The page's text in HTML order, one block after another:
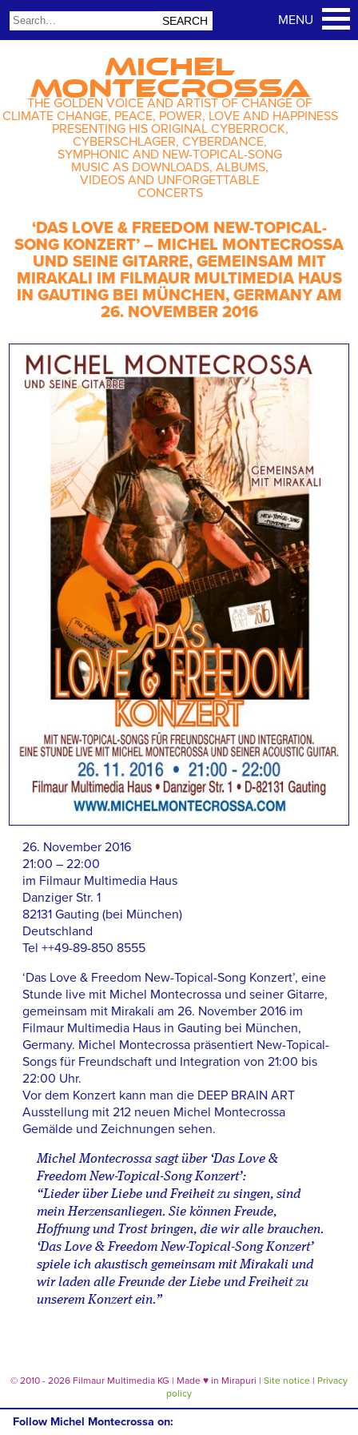
MICHEL
MONTECROSSA
THE GOLDEN VOICE AND ARTIST OF CHANGE OF
CLIMATE CHANGE, PEACE, POWER, LOVE AND HAPPINESS
PRESENTING HIS ORIGINAL CYBERROCK,
CYBERSCHLAGER, CYBERDANCE,
SYMPHONIC AND NEW-TOPICAL-SONG
MUSIC AS DOWNLOADS, ALBUMS,
VIDEOS AND UNFORGETTABLE
CONCERTS
‘DAS LOVE & FREEDOM NEW-TOPICAL-
SONG KONZERT’ – MICHEL MONTECROSSA
UND SEINE GITARRE, GEMEINSAM MIT
MIRAKALI IM FILMAUR MULTIMEDIA HAUS
IN GAUTING BEI MÜNCHEN, GERMANY AM
26. NOVEMBER 2016
26. November 2016
21:00 – 22:00
im Filmaur Multimedia Haus
Danziger Str. 1
82131 Gauting (bei München)
Deutschland
Tel ++49-89-850 8555
‘Das Love & Freedom New-Topical-Song Konzert’, eine
Stunde live mit Michel Montecrossa und seiner Gitarre,
gemeinsam mit Mirakali am 26. November 2016 im
Filmaur Multimedia Haus in Gauting bei München,
Germany. Michel Montecrossa präsentiert New-Topical-
Songs für Freundschaft und Integration von 21:00 bis
22:00 Uhr.
Vor dem Konzert kann man die DEEP BRAIN ART
Ausstellung mit 212 neuen Michel Montecrossa
Gemälde und Zeichnungen sehen.
Michel Montecrossa sagt über ‘Das Love &
Freedom New-Topical-Song Konzert’:
“Lieder über Liebe und Freiheit zu singen, sind
mein Herzensanliegen. Sie können Freude,
Hoffnung und Trost bringen, die wir alle brauchen.
‘Das Love & Freedom New-Topical-Song Konzert’
spiele ich akustisch gemeinsam mit Mirakali und
wir laden alle Freunde der Liebe und Freiheit zu
unserem Konzert ein.”
© 2010 - 2026 Filmaur Multimedia KG | Made ♥ in Mirapuri | Site notice | Privacy
policy
Follow Michel Montecrossa on: